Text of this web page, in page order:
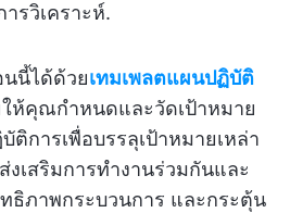
รวิเคราะห์.
นี้ได้ด้วยเทมเพลตแผนปฏิบัติ
ห้คุณกำหนดและวัดเป้าหมาย
การเพื่อบรรลุเป้าหมายเหล่า
เสริมการทำงานร่วมกันและ
ธิภาพกระบวนการ และกระตุ้น